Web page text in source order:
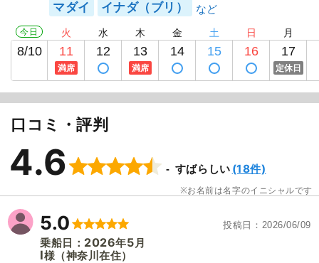
マダイ イナダ（ブリ）
今日
8/10
火
11
満席
水
12
木
13
満席
金
14
土
15
日
16
月
17
定休日
口コミ・評判
4.6 すばらしい (18件)
お名前は名字のイニシャルです
5.0 投稿日 2026/06/09
乗船日： 2026年5 月
I様 （神奈川在住）